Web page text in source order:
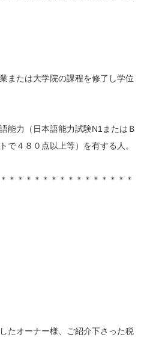
または大学院の課程を修了し学位
能力（日本語能力試験N1またはＢ
で４８０点以上等）を有する人。
＊＊＊＊＊＊＊＊＊＊＊＊＊＊＊
たオーナー様、ご紹介下さった税